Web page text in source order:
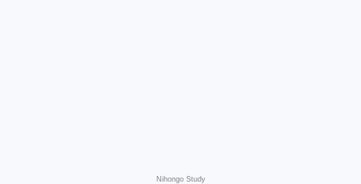
Nihongo Study